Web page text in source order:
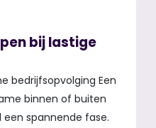
bij lastige
bedrijfsopvolging Een
binnen of buiten
spannende fase.